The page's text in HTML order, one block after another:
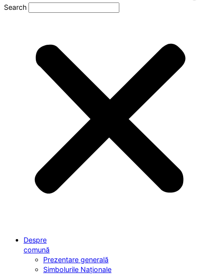
Search
Despre
comună
Prezentare generală
Simbolurile Naționale